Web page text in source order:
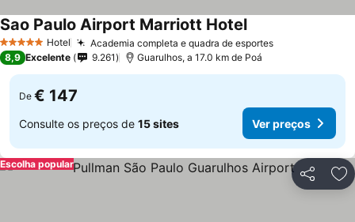
5 Estrelas Hotel Academia completa e quadra de esportes
Sao Paulo Airport Marriott Hotel
8,9 Excelente 9.261 Guarulhos, a 17.0 km de Poá
De € 147
Consulte os preços de 15 sites Ver preços
Partilhar
Escolha popular